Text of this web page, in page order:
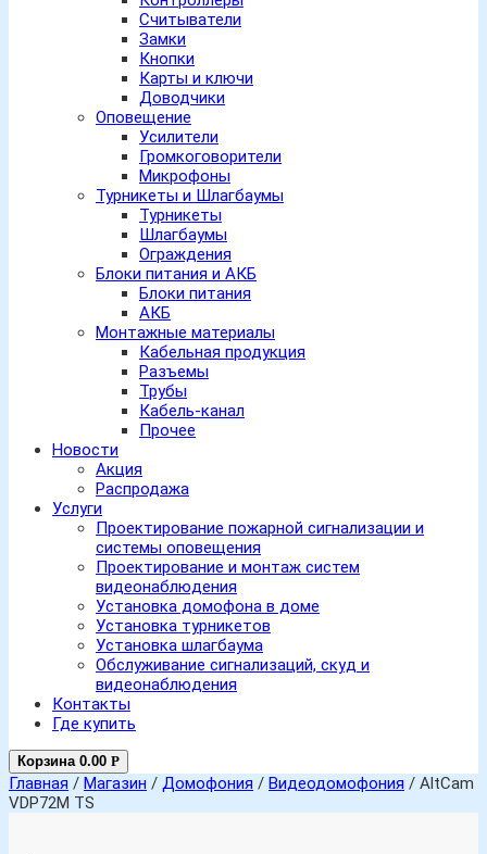
Считыватели
Замки
Кнопки
Карты и ключи
Доводчики
Оповещение
Усилители
Громкоговорители
Микрофоны
Турникеты и Шлагбаумы
Турникеты
Шлагбаумы
Ограждения
Блоки питания и АКБ
Блоки питания
АКБ
Монтажные материалы
Кабельная продукция
Разъемы
Трубы
Кабель-канал
Прочее
Новости
Акция
Распродажа
Услуги
Проектирование пожарной сигнализации и
системы оповещения
Проектирование и монтаж систем
видеонаблюдения
Установка домофона в доме
Установка турникетов
Установка шлагбаума
Обслуживание сигнализаций, скуд и
видеонаблюдения
Контакты
Где купить
Корзина 0.00 Р
Главная / Магазин / Домофония / Видеодомофония / AltCam
VDP72M TS